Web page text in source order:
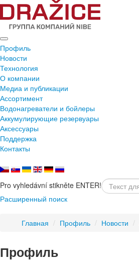
Профиль
Новости
Технология
О компании
Медиа и публикации
Ассортимент
Водонагреватели и бойлеры
Аккумулирующие резервуары
Аксессуары
Поддержка
Контакты
Pro vyhledávní stikněte ENTER!
Расширенный поиск
Главная / Профиль / Новости /
Профиль